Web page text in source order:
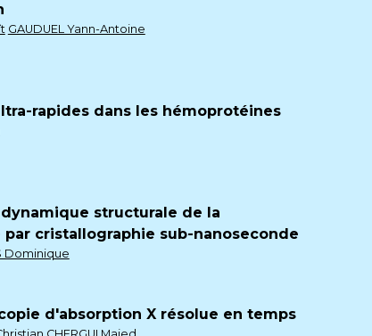
GAUDUEL Yann-Antoine
rapides dans les hémoprotéines
structurale de la
cristallographie sub-nanoseconde
Dominique
d'absorption X résolue en temps